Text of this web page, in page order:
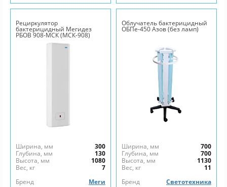
Рециркулятор
бактерицидный Мегидез
РБОВ 908-МСК (МСК-908)
Ширина, мм
300
Глубина, мм
130
Высота, мм
1080
Вес, кг
7
Бренд
Меги
Облучатель бактерицидный
ОБПе-450 Азов (без ламп)
Ширина, мм
700
Глубина, мм
700
Высота, мм
1130
Вес, кг
11
Бренд
Светотехника